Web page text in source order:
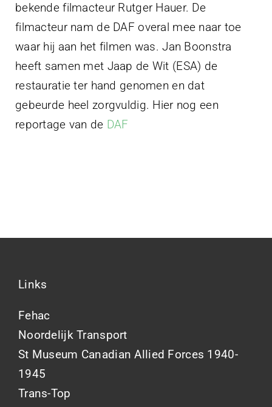
bekende filmacteur Rutger Hauer. De
filmacteur nam de DAF overal mee naar toe
waar hij aan het filmen was. Jan Boonstra
heeft samen met Jaap de Wit (ESA) de
restauratie ter hand genomen en dat
gebeurde heel zorgvuldig. Hier nog een
reportage van de DAF
Links
Fehac
Noordelijk Transport
St Museum Canadian Allied Forces 1940-
1945
Trans-Top